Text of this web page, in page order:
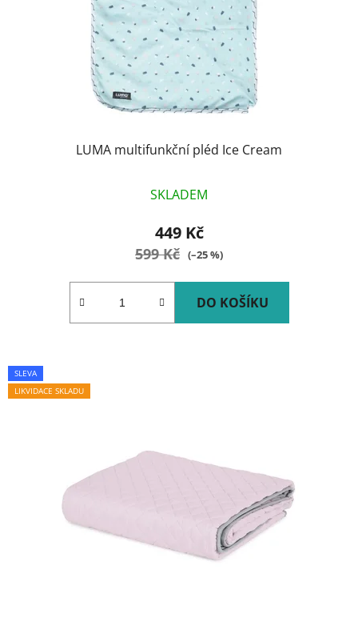
LUMA multifunkční pléd Ice Cream
SKLADEM
449 Kč
599 Kč (–25 %)
DO KOŠÍKU
SLEVA
LIKVIDACE SKLADU